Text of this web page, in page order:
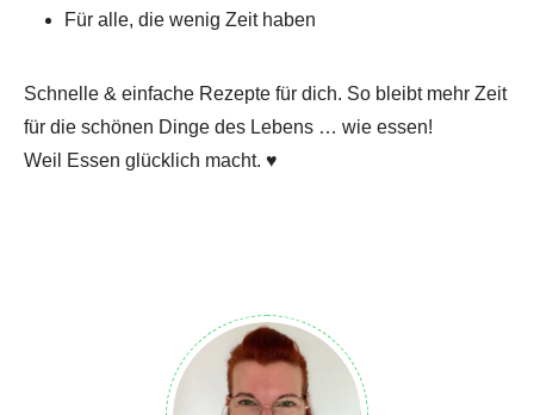
Für alle, die wenig Zeit haben
Schnelle & einfache Rezepte für dich. So bleibt mehr Zeit
für die schönen Dinge des Lebens … wie essen!
Weil Essen glücklich macht. ♥